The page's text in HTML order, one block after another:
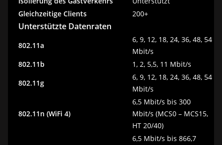
Gleichzeitige Clients
200+
Unterstützte Datenraten
802.11a
6, 9, 12, 18, 24, 36, 48, 54
Mbit/s
802.11b
1, 2, 5,5, 11 Mbit/s
802.11g
6, 9, 12, 18, 24, 36, 48, 54
Mbit/s
802.11n (WiFi 4)
6,5 Mbit/s bis 300
Mbit/s (MCS0 – MCS15,
HT 20/40)
6,5 Mbit/s bis 866,7